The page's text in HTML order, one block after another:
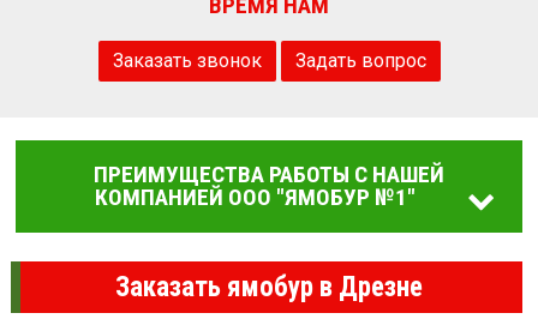
Заказать звонок Задать вопрос
ПРЕИМУЩЕСТВА РАБОТЫ С НАШЕЙ
КОМПАНИЕЙ ООО "ЯМОБУР №1"
Заказать ямобур в Дрезне